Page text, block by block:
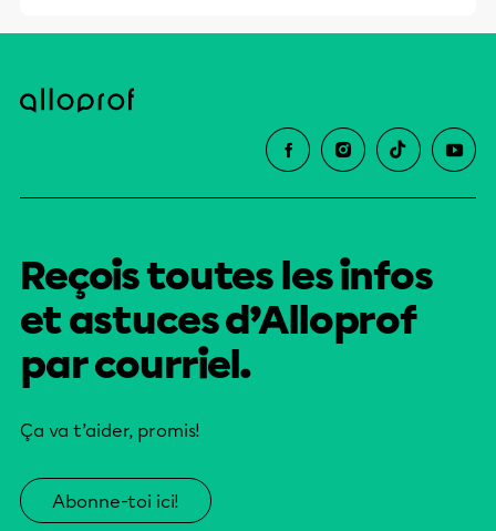
Reçois toutes les infos
et astuces d’Alloprof
par courriel.
Ça va t’aider, promis!
Abonne-toi ici!